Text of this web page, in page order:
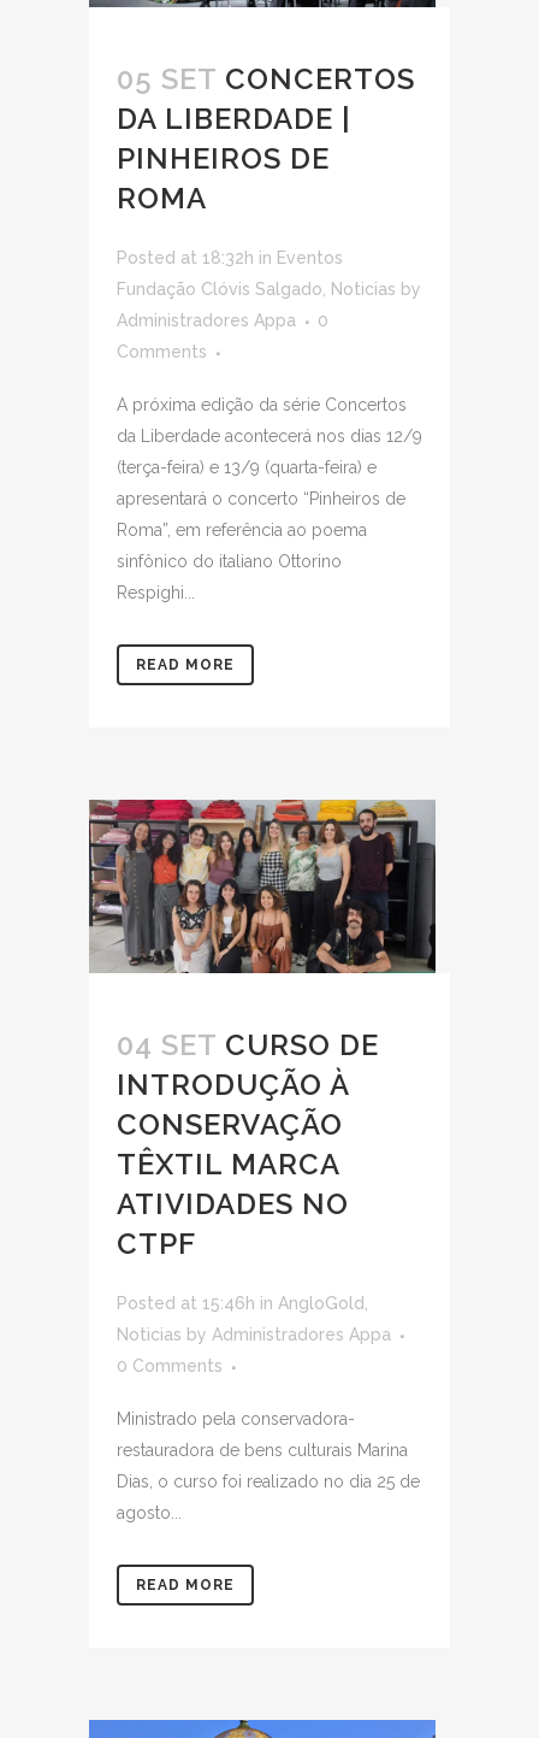
05 SET CONCERTOS
DA LIBERDADE |
PINHEIROS DE
ROMA
Posted at 18:32h in Eventos
Fundação Clóvis Salgado
Noticias by
Administradores Appa
0
Comments
A próxima edição da série Concertos
da Liberdade acontecerá nos dias 12/9
(terça-feira) e 13/9 (quarta-feira) e
apresentará o concerto “Pinheiros de
Roma”, em referência ao poema
sinfônico do italiano Ottorino
Respighi...
READ MORE
04 SET CURSO DE
INTRODUÇÃO À
CONSERVAÇÃO
TÊXTIL MARCA
ATIVIDADES NO
CTPF
Posted at 15:46h in AngloGold
Noticias by Administradores Appa
0 Comments
Ministrado pela conservadora-
restauradora de bens culturais Marina
Dias, o curso foi realizado no dia 25 de
agosto...
READ MORE